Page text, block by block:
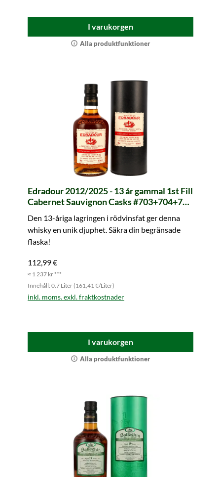
I varukorgen
Alla produktfunktioner
Edradour 2012/2025 - 13 år gammal 1st Fill
Cabernet Sauvignon Casks #703+704+706
Den 13-åriga lagringen i rödvinsfat ger denna
whisky en unik djuphet. Säkra din begränsade
flaska!
112,99 €
≈ 1 237 kr ***
Innehåll: 0.7 Liter (161,41 €/Liter)
inkl. moms. exkl. fraktkostnader
I varukorgen
Alla produktfunktioner